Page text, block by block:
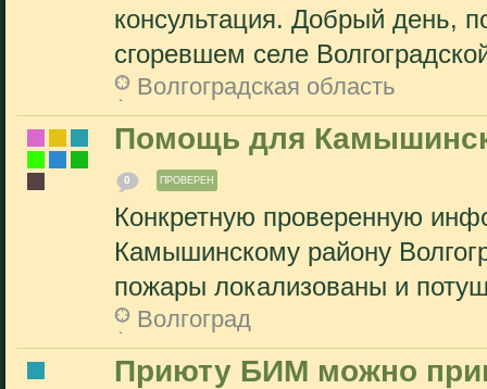
консультация. Добрый день,
сгоревшем селе
Волгоградская область
Помощь для
0 ПРОВЕРЕН
Конкретную проверенную
Камышинскому району
пожары локализованы и
Волгоград
Приюту БИМ можно